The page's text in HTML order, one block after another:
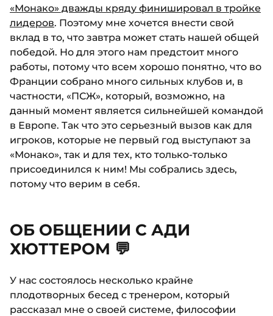
«Монако» дважды кряду финишировал в тройке
лидеров. Поэтому мне хочется внести свой
вклад в то, что завтра может стать нашей общей
победой. Но для этого нам предстоит много
работы, потому что всем хорошо понятно, что во
Франции собрано много сильных клубов и, в
частности, «ПСЖ», который, возможно, на
данный момент является сильнейшей командой
в Европе. Так что это серьезный вызов как для
игроков, которые не первый год выступают за
«Монако», так и для тех, кто только-только
присоединился к ним! Мы собрались здесь,
потому что верим в себя.
ОБ ОБЩЕНИИ С АДИ
ХЮТТЕРОМ 💬
У нас состоялось несколько крайне
плодотворных бесед с тренером, который
рассказал мне о своей системе, философии